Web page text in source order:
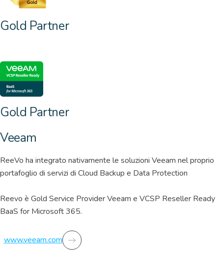
Gold Partner
Gold Partner
Veeam
ReeVo ha integrato nativamente le soluzioni Veeam nel proprio
portafoglio di servizi di Cloud Backup e Data Protection
Reevo è Gold Service Provider Veeam e VCSP Reseller Ready
BaaS for Microsoft 365.
www.veeam.com